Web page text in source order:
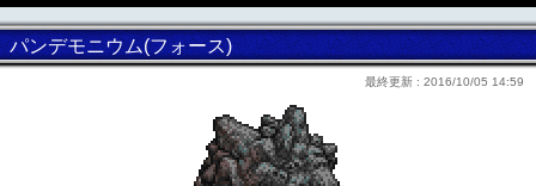
パンデモニウム(フォース)
最終更新 : 2016/10/05 14:59